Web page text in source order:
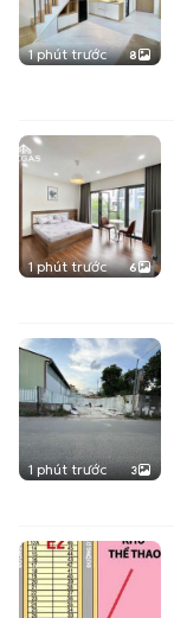
1 phút trước 8
1 phút trước 6
1 phút trước 3